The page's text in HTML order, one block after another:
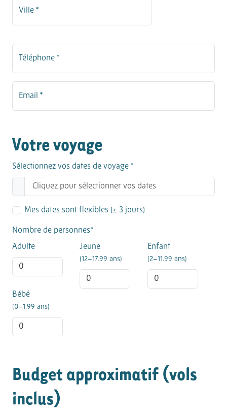
Ville *
Téléphone *
Email *
Votre voyage
Sélectionnez vos dates de voyage *
Mes dates sont flexibles (± 3 jours)
Nombre de personnes*
Adulte
Jeune
(12–17.99 ans)
Enfant
(2–11.99 ans)
Bébé
(0–1.99 ans)
Budget approximatif (vols
inclus)